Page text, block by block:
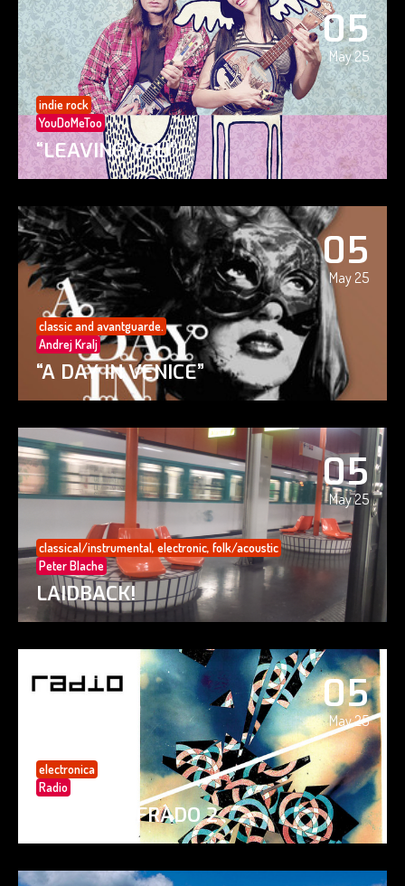
05
May 25
indie rock
YouDoMeToo
“LEAVING YOU”
05
May 25
classic and avantguarde.
Andrej Kralj
“A DAY IN VENICE”
05
May 25
classical/instrumental, electronic, folk/acoustic
Peter Blache
LAIDBACK!
05
May 25
electronica
Radio
PAISAJE CIFRADO 2